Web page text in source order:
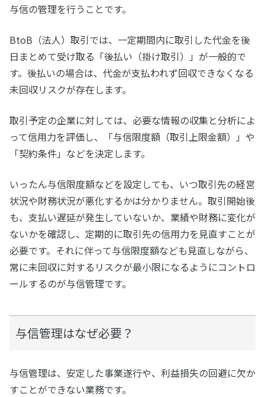
与信の管理を行うことです。
BtoB（法人）取引では、一定期間内に取引した代金を後
日まとめて受け取る「後払い（掛け取引）」が一般的で
す。後払いの場合は、代金が支払われず回収できなくなる
未回収リスクが存在します。
取引予定の企業に対しては、必要な情報の収集と分析によ
って信用力を評価し、「与信限度額（取引上限金額）」や
「契約条件」などを決定します。
いったん与信限度額などを設定しても、いつ取引先の経営
状況や財務状況が悪化するかは分かりません。取引開始後
も、支払い遅延が発生していないか、業績や財務に変化が
ないかを確認し、定期的に取引先の信用力を見直すことが
必要です。それに伴って与信限度額なども見直しながら、
常に未回収に対するリスクが最小限になるようにコントロ
ールするのが与信管理です。
与信管理はなぜ必要？
与信管理は、安定した事業遂行や、利益損失の回避に欠か
すことができない業務です。